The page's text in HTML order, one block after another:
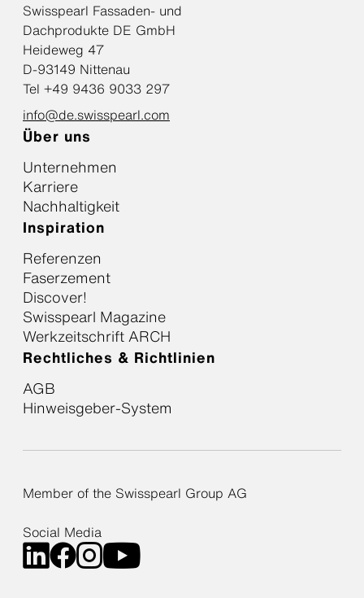
Swisspearl Fassaden- und
Dachprodukte DE GmbH
Heideweg 47
D-93149 Nittenau
Tel +49 9436 9033 297
info@de.swisspearl.com
Über uns
Unternehmen
Karriere
Nachhaltigkeit
Inspiration
Referenzen
Faserzement
Discover!
Swisspearl Magazine
Werkzeitschrift ARCH
Rechtliches & Richtlinien
AGB
Hinweisgeber-System
Member of the Swisspearl Group AG
Social Media